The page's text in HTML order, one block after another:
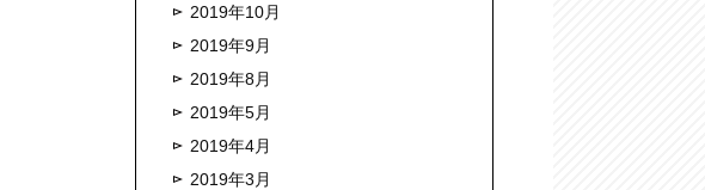
2019年10月
2019年9月
2019年8月
2019年5月
2019年4月
2019年3月